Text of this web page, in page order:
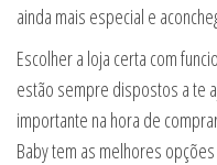
ainda mais especial e
Escolher a loja certa com
estão sempre dispostos a te
importante na hora de
Baby tem as melhores